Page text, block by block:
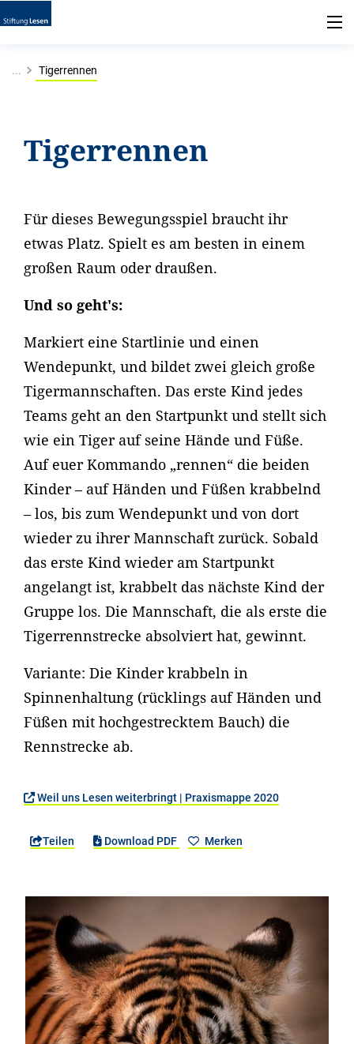
... Tigerrennen
Tigerrennen
Für dieses Bewegungsspiel braucht ihr
etwas Platz. Spielt es am besten in einem
großen Raum oder draußen.
Und so geht's:
Markiert eine Startlinie und einen
Wendepunkt, und bildet zwei gleich große
Tigermannschaften. Das erste Kind jedes
Teams geht an den Startpunkt und stellt sich
wie ein Tiger auf seine Hände und Füße.
Auf euer Kommando „rennen“ die beiden
Kinder – auf Händen und Füßen krabbelnd
– los, bis zum Wendepunkt und von dort
wieder zu ihrer Mannschaft zurück. Sobald
das erste Kind wieder am Startpunkt
angelangt ist, krabbelt das nächste Kind der
Gruppe los. Die Mannschaft, die als erste die
Tigerrennstrecke absolviert hat, gewinnt.
Variante: Die Kinder krabbeln in
Spinnenhaltung (rücklings auf Händen und
Füßen mit hochgestrecktem Bauch) die
Rennstrecke ab.
Weil uns Lesen weiterbringt | Praxismappe 2020
Teilen Download PDF Merken